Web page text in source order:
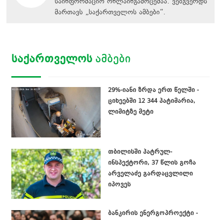
მართავს „საქართველოს ამბები“.
ᲡᲐᲥᲐᲠᲗᲕᲔᲚᲝᲡ ᲐᲛᲑᲔᲑᲘ
29%-იანი ზრდა ერთ წელში -
ციხეებში 12 344 პატიმარია,
ლიმიტზე მეტი
თბილისში პატრულ-
ინსპექტორი, 37 წლის გოჩა
არველაძე გარდაცვლილი
იპოვეს
ბანკირის ენერგოპროექტი -